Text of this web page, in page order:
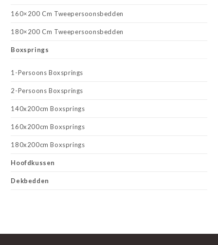
160×200 Cm Tweepersoonsbedden
180×200 Cm Tweepersoonsbedden
Boxsprings
1-Persoons Boxsprings
2-Persoons Boxsprings
140x200cm Boxsprings
160x200cm Boxsprings
180x200cm Boxsprings
Hoofdkussen
Dekbedden